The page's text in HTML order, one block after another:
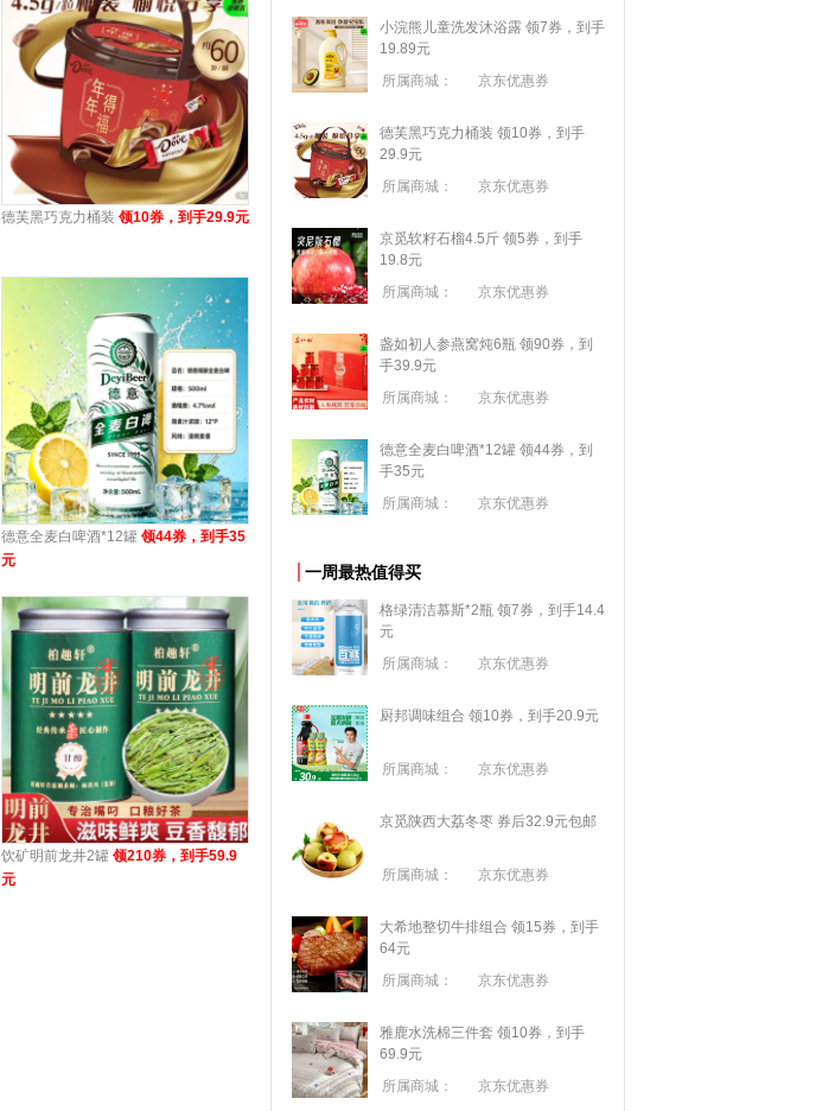
德芙黑巧克力桶装 领10券，到手29.9元
德意全麦白啤酒*12罐 领44券，到手35
元
饮矿明前龙井2罐 领210券，到手59.9
元
小浣熊儿童洗发沐浴露 领7券，到手
19.89元
所属商城：
京东优惠券
德芙黑巧克力桶装 领10券，到手
29.9元
所属商城：
京东优惠券
京觅软籽石榴4.5斤 领5券，到手
19.8元
所属商城：
京东优惠券
盏如初人参燕窝炖6瓶 领90券，到
手39.9元
所属商城：
京东优惠券
德意全麦白啤酒*12罐 领44券，到
手35元
所属商城：
京东优惠券
一周最热值得买
格绿清洁慕斯*2瓶 领7券，到手14.4
元
所属商城：
京东优惠券
厨邦调味组合 领10券，到手20.9元
所属商城： 京东优惠券
京觅陕西大荔冬枣 券后32.9元包邮
所属商城： 京东优惠券
大希地整切牛排组合 领15券，到手
64元
所属商城：
京东优惠券
雅鹿水洗棉三件套 领10券，到手
69.9元
所属商城：
京东优惠券